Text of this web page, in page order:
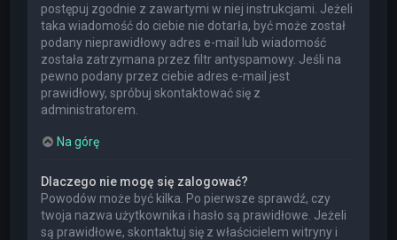
postępuj zgodnie z zawartymi w niej instrukcjami. Jeżeli
taka wiadomość do ciebie nie dotarła, być może został
podany nieprawidłowy adres e-mail lub wiadomość
została zatrzymana przez filtr antyspamowy. Jeśli na
pewno podany przez ciebie adres e-mail jest
prawidłowy, spróbuj skontaktować się z
administratorem.
Na górę
Dlaczego nie mogę się zalogować?
Powodów może być kilka. Po pierwsze sprawdź, czy
twoja nazwa użytkownika i hasło są prawidłowe. Jeżeli
są prawidłowe, skontaktuj się z właścicielem witryny i